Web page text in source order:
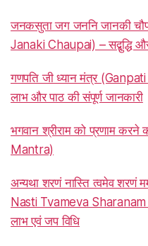
जनकसुता जग जननि जानकी
Janaki Chaupai) – सद्बुद्धि और
गणपति जी ध्यान मंत्र
लाभ और पाठ की संपूर्ण जानकारी
भगवान श्रीराम को प्रणाम
Mantra)
अन्यथा शरणं नास्ति त्वमेव
Nasti Tvameva
लाभ एवं जप विधि